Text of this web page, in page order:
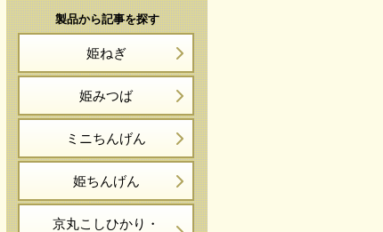
製品から記事を探す
姫ねぎ
姫みつば
ミニちんげん
姫ちんげん
京丸こしひかり・